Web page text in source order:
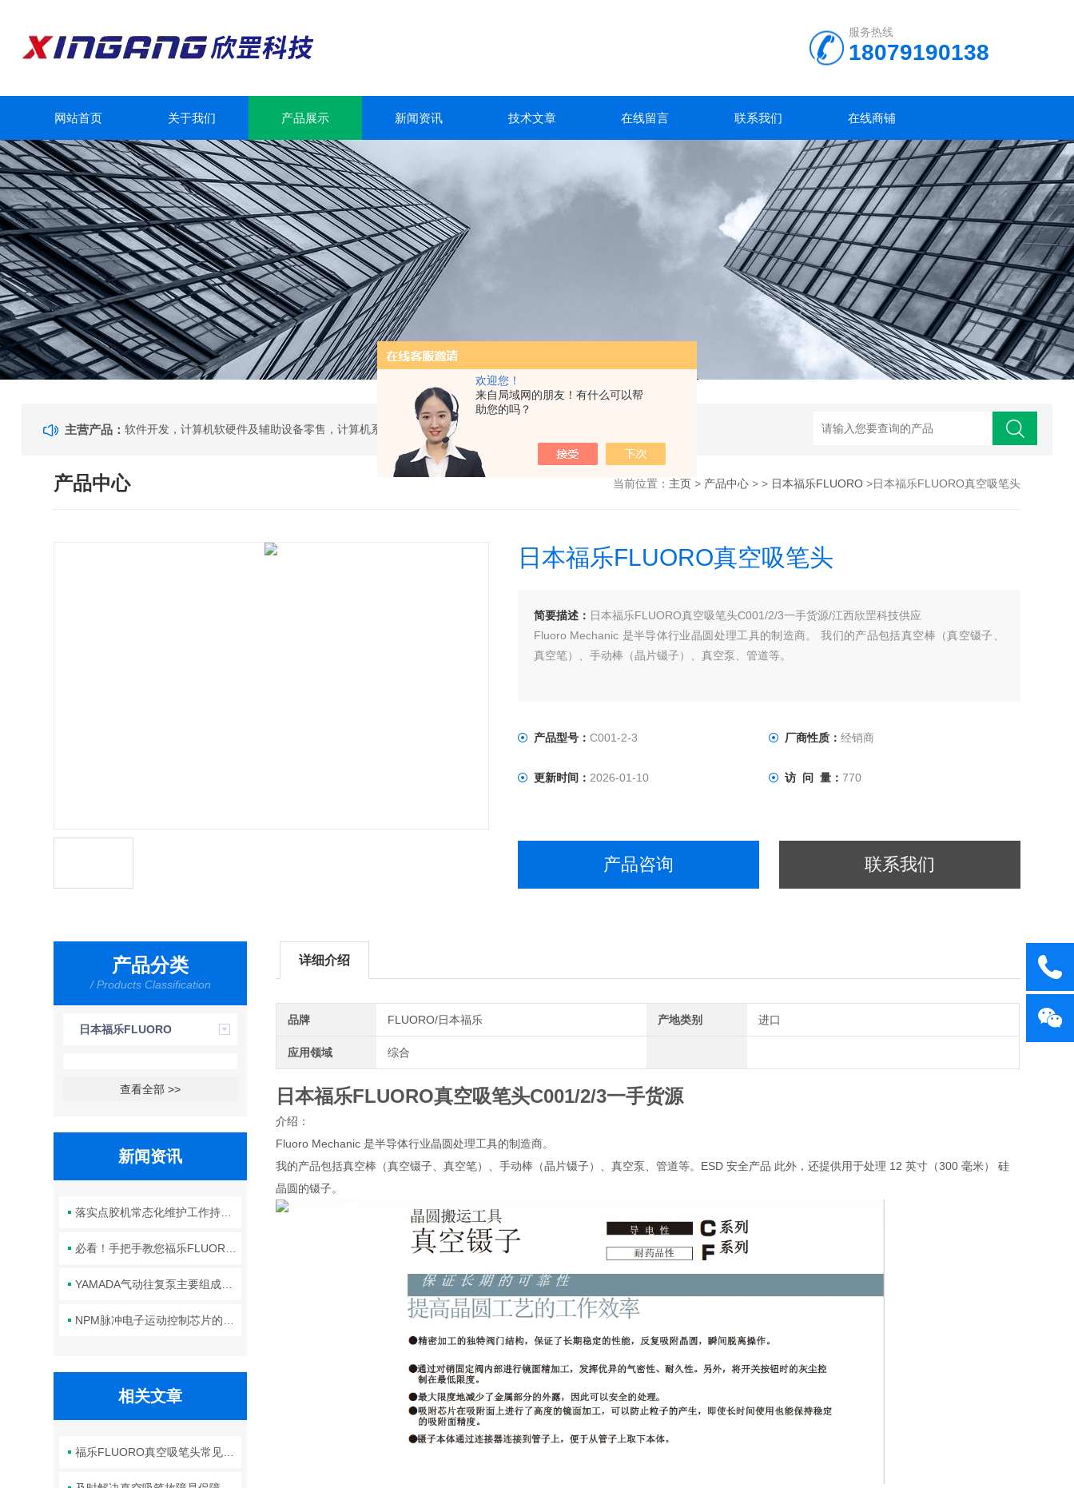
欢迎您！
来自局域网的朋友！有什么可以帮
助您的吗？
服务热线
18079190138
网站首页 关于我们 产品展示 新闻资讯 技术文章 在线留言 联系我们 在线商铺
主营产品：
产品中心 当前位置： 主页> 产品中心> > 日本福乐FLUORO>日本福乐FLUORO真空吸笔头
日本福乐FLUORO真空吸笔头
简要描述： 日本福乐FLUORO真空吸笔头C001/2/3一手货源/江西欣罡科技供应
Fluoro Mechanic 是半导体行业晶圆处理工具的制造商。 我们的产品包括真空棒（真空镊子、
真空笔）、手动棒（晶片镊子）、真空泵、管道等。
产品型号： C001-2-3 厂商性质：经销商
更新时间： 2026-01-10 访 问 量：770
产品咨询 联系我们
产品分类
/ Products Classification
日本福乐FLUORO
查看全部 >>
新闻资讯
相关文章
详细介绍
品牌 FLUORO/日本福乐 产地类别 进口
应用领域 综合
日本福乐FLUORO真空吸笔头C001/2/3一手货源
介绍：
Fluoro Mechanic 是半导体行业晶圆处理工具的制造商。
我的产品包括真空棒（真空镊子、真空笔）、手动棒（晶片镊子）、真空泵、管道等。ESD 安全产品 此外，还提供用于处理 12 英寸（300 毫米） 硅
晶圆的镊子。